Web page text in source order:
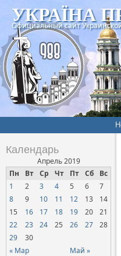
УКРАЇНА
Официальный сайт
Календарь
Апрель 2019
Пн
Вт Ср Чт Пт Сб Вс
« Мар Май »
1 2 3 4 5 6
7
8
9 10 11 12 13
14
15
16 17 18 19 20
21
22
23 24 25 26 27
28
29
30